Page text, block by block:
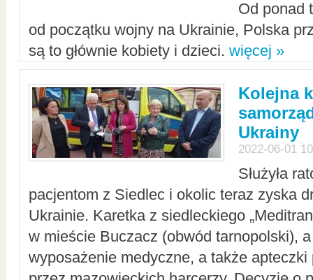
Od ponad
od początku wojny na Ukrainie, Polska
są to głównie kobiety i dzieci. więcej »
Kolejna
Ukrainy
2022-06-01
Służyła
pacjentom z Siedlec i okolic teraz zyska
Ukrainie. Karetka z siedleckiego
w mieście Buczacz (obwód tarnopolski),
wyposażenie medyczne, a także apteczki